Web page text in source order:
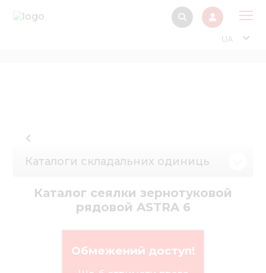
Інформація
Інформація
UA
Каталоги складальних одиниць
Каталог сеялки зернотуковой
рядовой ASTRA 6
Обмежений доступ!